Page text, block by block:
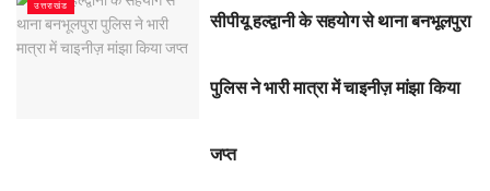
उत्तराखंड
सीपीयू हल्द्वानी के सहयोग से थाना बनभूलपुरा
पुलिस ने भारी मात्रा में चाइनीज़ मांझा किया
जप्त